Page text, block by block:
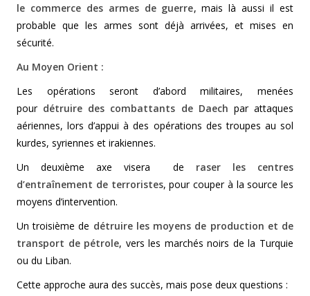
le commerce des armes de guerre, mais là aussi il est
probable que les armes sont déjà arrivées, et mises en
sécurité.
Au Moyen Orient :
Les opérations seront d’abord militaires, menées
pour détruire des combattants de Daech par attaques
aériennes, lors d’appui à des opérations des troupes au sol
kurdes, syriennes et irakiennes.
Un deuxième axe visera de raser les centres
d’entraînement de terroristes, pour couper à la source les
moyens d’intervention.
Un troisième de détruire les moyens de production et de
transport de pétrole, vers les marchés noirs de la Turquie
ou du Liban.
Cette approche aura des succès, mais pose deux questions :